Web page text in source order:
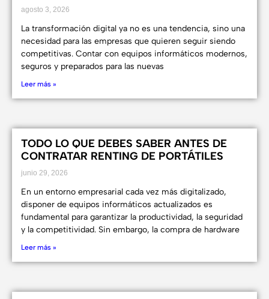
agosto 3, 2026
La transformación digital ya no es una tendencia, sino una
necesidad para las empresas que quieren seguir siendo
competitivas. Contar con equipos informáticos modernos,
seguros y preparados para las nuevas
Leer más »
TODO LO QUE DEBES SABER ANTES DE
CONTRATAR RENTING DE PORTÁTILES
junio 29, 2026
En un entorno empresarial cada vez más digitalizado,
disponer de equipos informáticos actualizados es
fundamental para garantizar la productividad, la seguridad
y la competitividad. Sin embargo, la compra de hardware
Leer más »